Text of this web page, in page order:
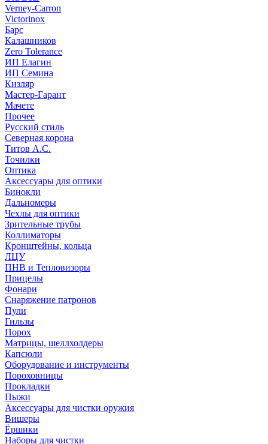
Verney-Carron
Victorinox
Барс
Калашников
Zero Tolerance
ИП Елагин
ИП Семина
Кизляр
Мастер-Гарант
Мачете
Прочее
Русский стиль
Северная корона
Титов А.С.
Точилки
Оптика
Аксессуары для оптики
Бинокли
Дальномеры
Чехлы для оптики
Зрительные трубы
Коллиматоры
Кронштейны, кольца
ЛЦУ
ПНВ и Тепловизоры
Прицелы
Фонари
Снаряжение патронов
Пули
Гильзы
Порох
Матрицы, шеллхолдеры
Капсюли
Оборудование и инструменты
Пороховницы
Прокладки
Пыжи
Аксессуары для чистки оружия
Вишеры
Ёршики
Наборы для чистки